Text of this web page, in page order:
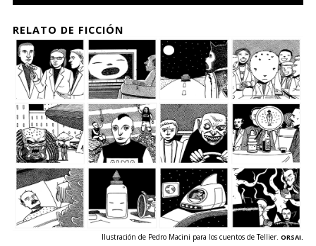
RELATO DE FICCIÓN
Ilustración de Pedro Macini para los cuentos de Tellier. ORSAI.